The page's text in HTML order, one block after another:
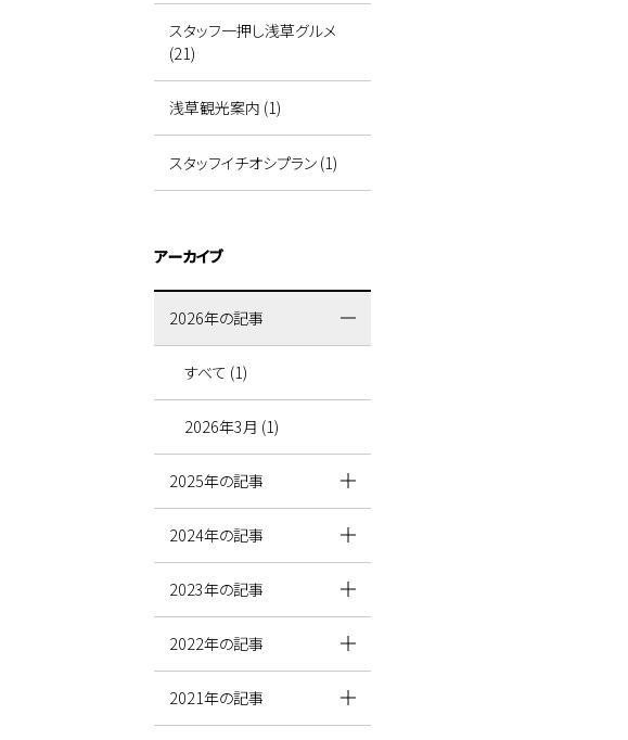
スタッフ一押し浅草グルメ
(21)
浅草観光案内 (1)
スタッフイチオシプラン (1)
アーカイブ
2026年の記事
すべて (1)
2026年3月 (1)
2025年の記事
2024年の記事
2023年の記事
2022年の記事
2021年の記事